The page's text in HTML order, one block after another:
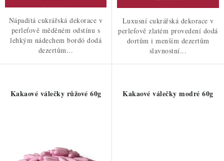
Nápaditá cukrářská dekorace v
perleťově měděném odstínu s
lehkým nádechem bordó dodá
dezertům...
Luxusní cukrářská dekorace v
perleťově zlatém provedení dodá
dortům i menším dezertům
slavnostní...
Kakaové válečky růžové 60g Kakaové válečky modré 60g